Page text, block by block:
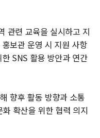
관련 교육을 실시하고 지
보관 운영 시 지원 사항
SNS 활용 방안과 연간
향후 활동 방향과 소통
확산을 위한 협력 의지